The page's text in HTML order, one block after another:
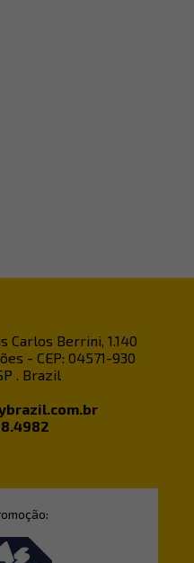
Carlos Berrini, 1.140
- CEP: 04571-930
. Brazil